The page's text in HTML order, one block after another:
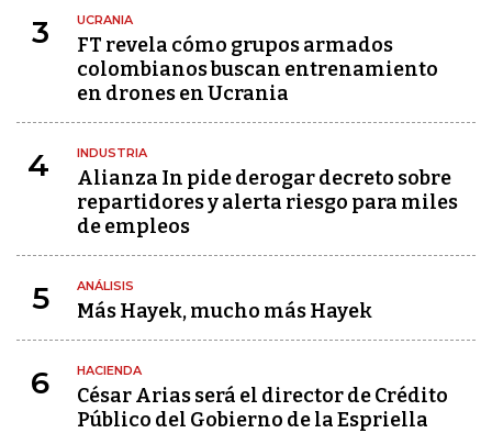
3 UCRANIA
FT revela cómo grupos armados
colombianos buscan entrenamiento
en drones en Ucrania
4 INDUSTRIA
Alianza In pide derogar decreto sobre
repartidores y alerta riesgo para miles
de empleos
5 ANÁLISIS
Más Hayek, mucho más Hayek
6 HACIENDA
César Arias será el director de Crédito
Público del Gobierno de la Espriella